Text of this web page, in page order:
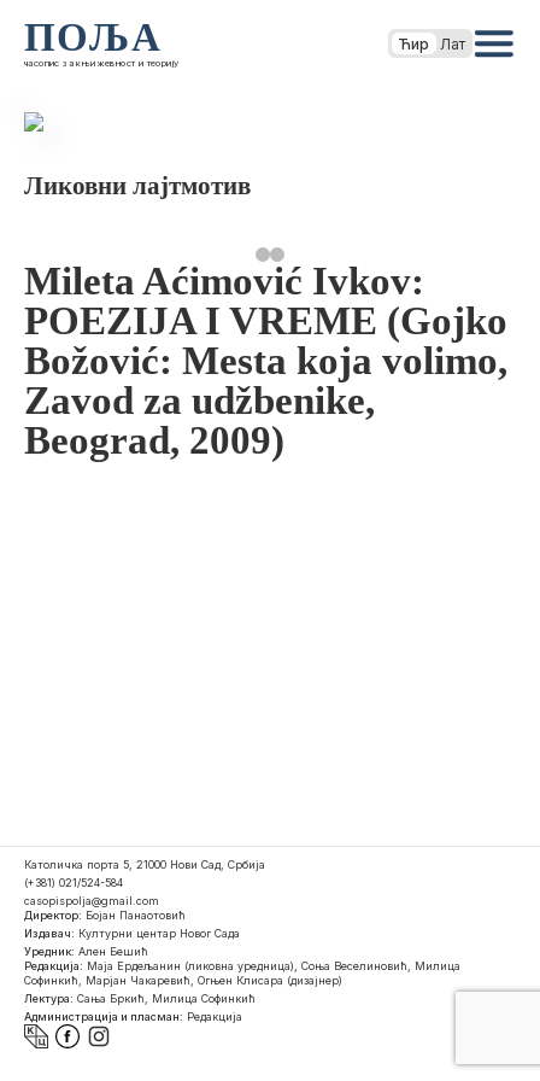
ПОЉА
часопис за књижевност и теорију
Ћир Лат
Ликовни лајтмотив
Mileta Aćimović Ivkov:
POEZIJA I VREME (Gojko
Božović: Mesta koja volimo,
Zavod za udžbenike,
Beograd, 2009)
Католичка порта 5, 21000 Нови Сад, Србија
(+381) 021/524-584
casopispolja@gmail.com
Директор: Бојан Панаотовић
Издавач: Културни центар Новог Сада
Уредник: Ален Бешић
Редакција: Маја Ердељанин (ликовна уредница), Соња Веселиновић, Милица
Софинкић, Марјан Чакаревић, Огњен Клисара (дизајнер)
Лектура: Сања Бркић, Милица Софинкић
Администрација и пласман: Редакција